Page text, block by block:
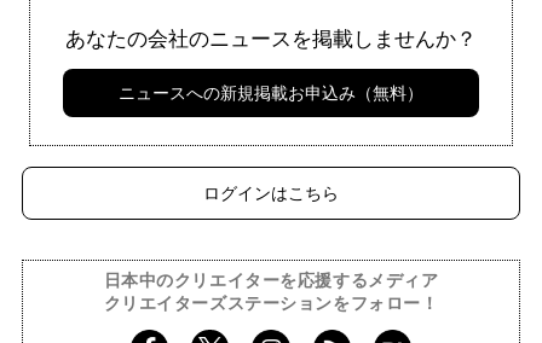
あなたの会社のニュースを掲載しませんか？
ニュースへの新規掲載お申込み（無料）
ログインはこちら
日本中のクリエイターを応援するメディア
クリエイターズステーションをフォロー！